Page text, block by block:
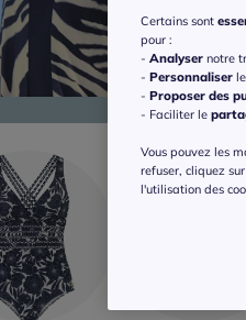
Certains sont
pour :
- Analyser notre
- Personnaliser
- Proposer des
- Faciliter le
Vous pouvez les
refuser, cliquez
l'utilisation des